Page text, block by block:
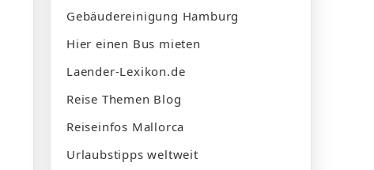
Gebäudereinigung Hamburg
Hier einen Bus mieten
Laender-Lexikon.de
Reise Themen Blog
Reiseinfos Mallorca
Urlaubstipps weltweit